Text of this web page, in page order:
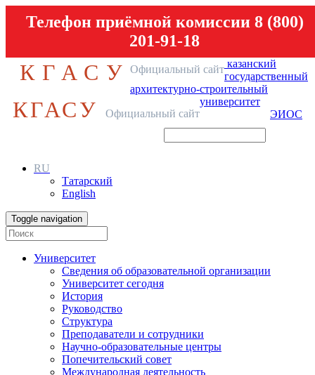
Телефон приёмной комиссии 8 (800)
201-91-18
КГАСУ Официальный сайт казанский
государственный
архитектурно-строительный
университет
КГАСУ Официальный сайт ЭИОС
RU
Татарский
English
Toggle navigation
Университет
Сведения об образовательной организации
Университет сегодня
История
Руководство
Структура
Преподаватели и сотрудники
Научно-образовательные центры
Попечительский совет
Международная деятельность